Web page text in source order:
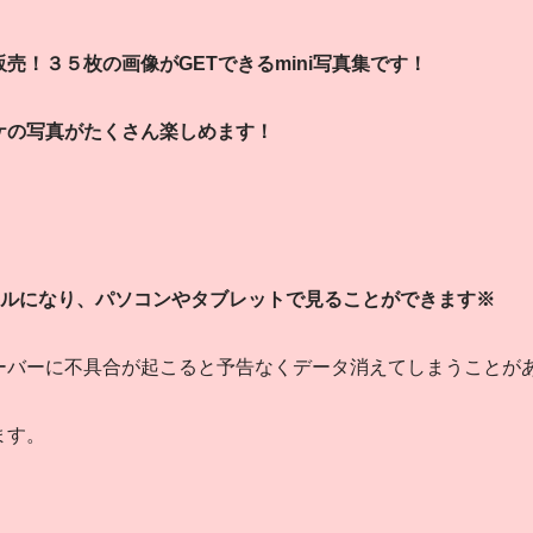
売！３５枚の画像がGETできるmini写真集です！
写真がたくさん楽しめます！
になり、パソコンやタブレットで見ることができます※
ーに不具合が起こると予告なくデータ消えてしまうことが
。